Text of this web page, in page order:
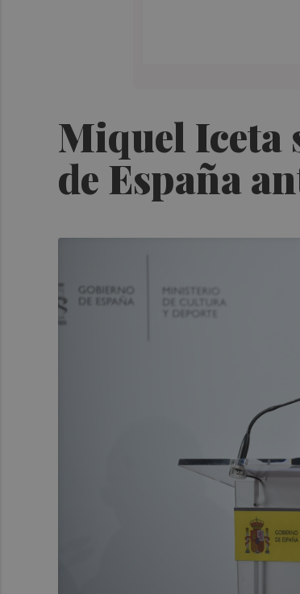
Miquel Iceta
de España